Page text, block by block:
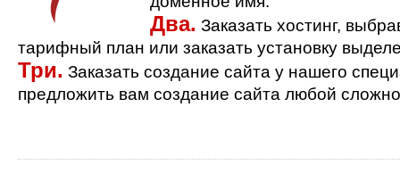
Два. Заказать хостинг,
тарифный план или заказать установку
Три. Заказать создание сайта у нашего
предложить вам создание сайта любой